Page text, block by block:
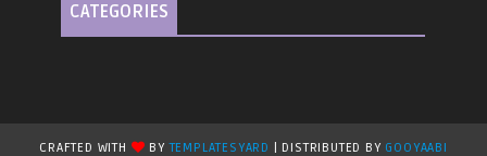
CATEGORIES
CRAFTED WITH BYTEMPLATESYARD | DISTRIBUTED BY GOOYAABI